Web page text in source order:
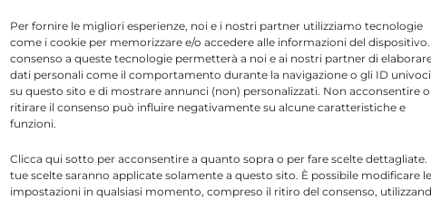
Per fornire le migliori esperienze, noi e i nostri partner utilizziamo tecnologie
come i cookie per memorizzare e/o accedere alle informazioni del
consenso a queste tecnologie permetterà a noi e ai nostri partner di
dati personali come il comportamento durante la navigazione o gli ID univoci
su questo sito e di mostrare annunci (non) personalizzati. Non acconsentire o
ritirare il consenso può influire negativamente su alcune caratteristiche e
funzioni.
Clicca qui sotto per acconsentire a quanto sopra o per fare scelte dettagliate.
tue scelte saranno applicate solamente a questo sito. È possibile modificare le
impostazioni in qualsiasi momento, compreso il ritiro del consenso,
i settori settentrionali orientali. In queste
di debole intensità, mentre nel resto della
non subirà particolari variazioni. Le nubi
senza fenomeni significativi nella maggior